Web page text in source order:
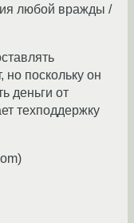
любой вражды /
но поскольку он
деньги от
техподдержку